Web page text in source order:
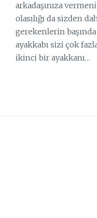
arkadaşınıza
olasılığı da sizden
gerekenlerin
ayakkabı sizi çok
ikinci bir ayakkanı…